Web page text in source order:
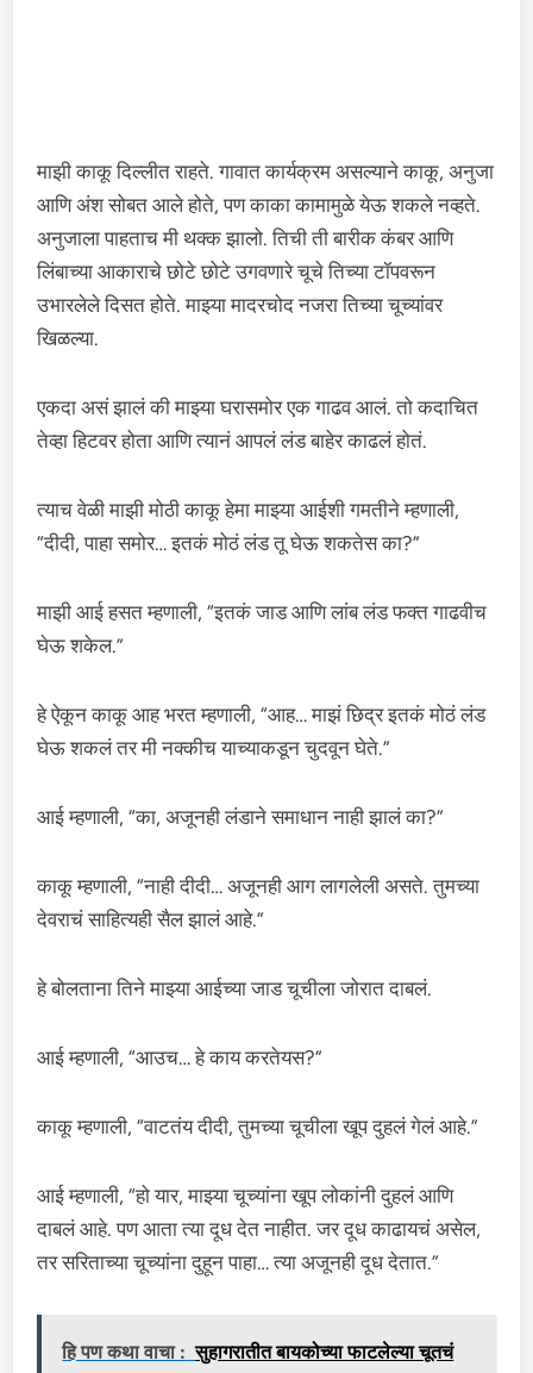
माझी काकू दिल्लीत राहते. गावात कार्यक्रम असल्याने काकू, अनुजा
आणि अंश सोबत आले होते, पण काका कामामुळे येऊ शकले नव्हते.
अनुजाला पाहताच मी थक्क झालो. तिची ती बारीक कंबर आणि
लिंबाच्या आकाराचे छोटे छोटे उगवणारे चूचे तिच्या टॉपवरून
उभारलेले दिसत होते. माझ्या मादरचोद नजरा तिच्या चूच्यांवर
खिळल्या.
एकदा असं झालं की माझ्या घरासमोर एक गाढव आलं. तो कदाचित
तेव्हा हिटवर होता आणि त्यानं आपलं लंड बाहेर काढलं होतं.
त्याच वेळी माझी मोठी काकू हेमा माझ्या आईशी गमतीने म्हणाली,
“दीदी, पाहा समोर… इतकं मोठं लंड तू घेऊ शकतेस का?”
माझी आई हसत म्हणाली, “इतकं जाड आणि लांब लंड फक्त गाढवीच
घेऊ शकेल.”
हे ऐकून काकू आह भरत म्हणाली, “आह… माझं छिद्र इतकं मोठं लंड
घेऊ शकलं तर मी नक्कीच याच्याकडून चुदवून घेते.”
आई म्हणाली, “का, अजूनही लंडाने समाधान नाही झालं का?”
काकू म्हणाली, “नाही दीदी… अजूनही आग लागलेली असते. तुमच्या
देवराचं साहित्यही सैल झालं आहे.”
हे बोलताना तिने माझ्या आईच्या जाड चूचीला जोरात दाबलं.
आई म्हणाली, “आउच… हे काय करतेयस?”
काकू म्हणाली, “वाटतंय दीदी, तुमच्या चूचीला खूप दुहलं गेलं आहे.”
आई म्हणाली, “हो यार, माझ्या चूच्यांना खूप लोकांनी दुहलं आणि
दाबलं आहे. पण आता त्या दूध देत नाहीत. जर दूध काढायचं असेल,
तर सरिताच्या चूच्यांना दुहून पाहा… त्या अजूनही दूध देतात.”
हि पण कथा वाचा : सुहागरातीत बायकोच्या फाटलेल्या चूतचं